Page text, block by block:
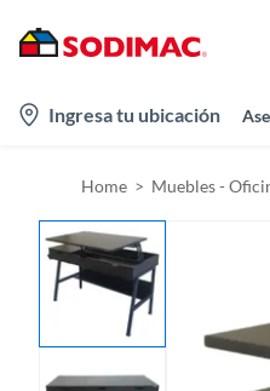
Ingresa tu ubicación
Home Muebles -